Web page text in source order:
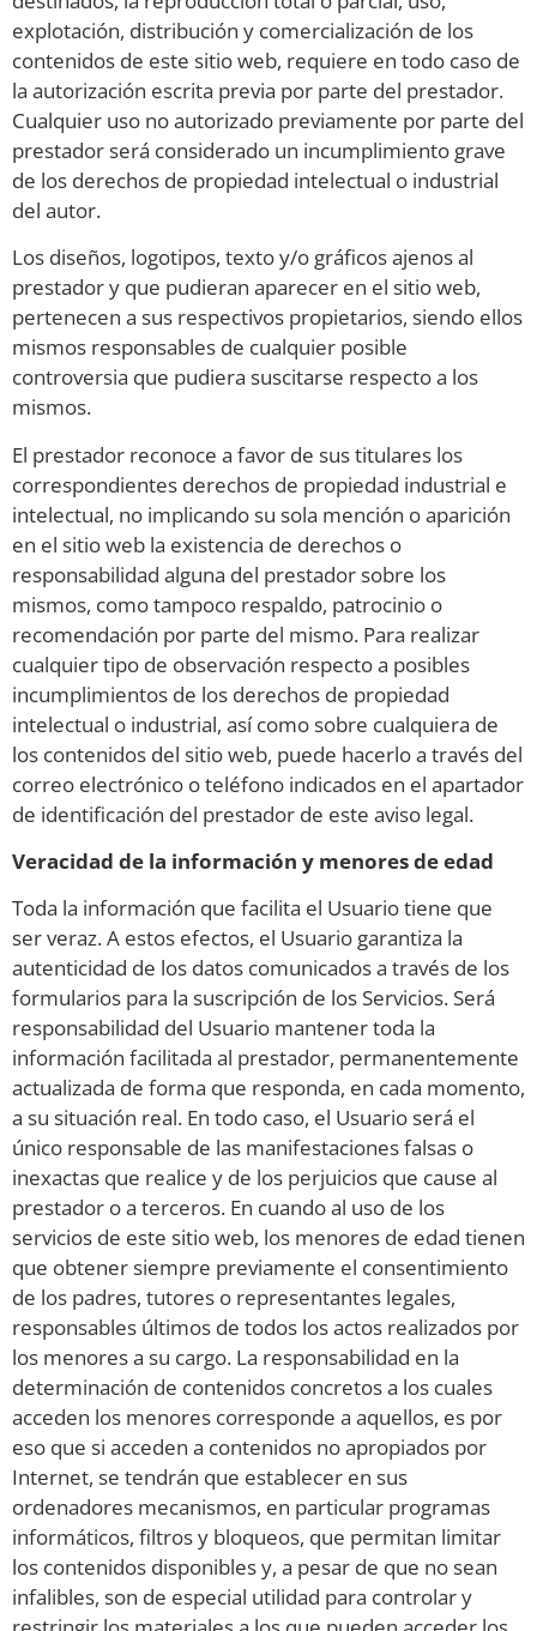
explotación, distribución y comercialización de los
contenidos de este sitio web, requiere en todo caso de
la autorización escrita previa por parte del prestador.
Cualquier uso no autorizado previamente por parte del
prestador será considerado un incumplimiento grave
de los derechos de propiedad intelectual o industrial
del autor.
Los diseños, logotipos, texto y/o gráficos ajenos al
prestador y que pudieran aparecer en el sitio web,
pertenecen a sus respectivos propietarios, siendo ellos
mismos responsables de cualquier posible
controversia que pudiera suscitarse respecto a los
mismos.
El prestador reconoce a favor de sus titulares los
correspondientes derechos de propiedad industrial e
intelectual, no implicando su sola mención o aparición
en el sitio web la existencia de derechos o
responsabilidad alguna del prestador sobre los
mismos, como tampoco respaldo, patrocinio o
recomendación por parte del mismo. Para realizar
cualquier tipo de observación respecto a posibles
incumplimientos de los derechos de propiedad
intelectual o industrial, así como sobre cualquiera de
los contenidos del sitio web, puede hacerlo a través del
correo electrónico o teléfono indicados en el apartador
de identificación del prestador de este aviso legal.
Veracidad de la información y menores de edad
Toda la información que facilita el Usuario tiene que
ser veraz. A estos efectos, el Usuario garantiza la
autenticidad de los datos comunicados a través de los
formularios para la suscripción de los Servicios. Será
responsabilidad del Usuario mantener toda la
información facilitada al prestador, permanentemente
actualizada de forma que responda, en cada momento,
a su situación real. En todo caso, el Usuario será el
único responsable de las manifestaciones falsas o
inexactas que realice y de los perjuicios que cause al
prestador o a terceros. En cuando al uso de los
servicios de este sitio web, los menores de edad tienen
que obtener siempre previamente el consentimiento
de los padres, tutores o representantes legales,
responsables últimos de todos los actos realizados por
los menores a su cargo. La responsabilidad en la
determinación de contenidos concretos a los cuales
acceden los menores corresponde a aquellos, es por
eso que si acceden a contenidos no apropiados por
Internet, se tendrán que establecer en sus
ordenadores mecanismos, en particular programas
informáticos, filtros y bloqueos, que permitan limitar
los contenidos disponibles y, a pesar de que no sean
infalibles, son de especial utilidad para controlar y